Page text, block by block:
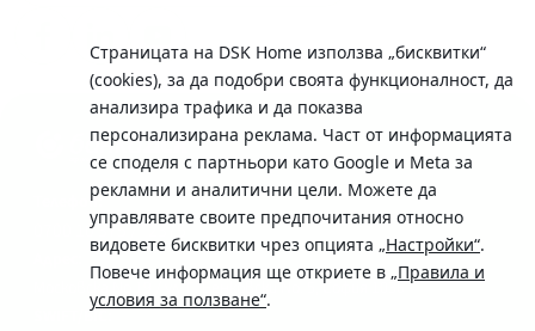
Страницата на DSK Home използва „бисквитки“
(cookies), за да подобри своята функционалност, да
анализира трафика и да показва
персонализирана реклама. Част от информацията
се споделя с партньори като Google и Meta за
рекламни и аналитични цели. Можете да
управлявате своите предпочитания относно
видовете бисквитки чрез опцията „Настройки“.
Повече информация ще откриете в „Правила и
условия за ползване“.
Телефон:
0700 10 375 / *2375
Московска No.19 / ул. Г. Бенковски No. 5, София 1036
SWIFT/BIC: